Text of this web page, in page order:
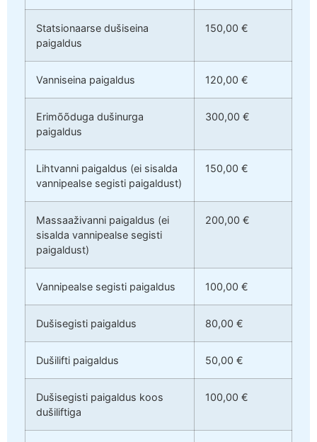
Statsionaarse dušiseina
paigaldus
150,00 €
Vanniseina paigaldus 120,00 €
Erimõõduga dušinurga
paigaldus
300,00 €
Lihtvanni paigaldus (ei sisalda
vannipealse segisti paigaldust)
150,00 €
Massaaživanni paigaldus (ei
sisalda vannipealse segisti
paigaldust)
200,00 €
Vannipealse segisti paigaldus 100,00 €
Dušisegisti paigaldus 80,00 €
Dušilifti paigaldus 50,00 €
Dušisegisti paigaldus koos
dušiliftiga
100,00 €